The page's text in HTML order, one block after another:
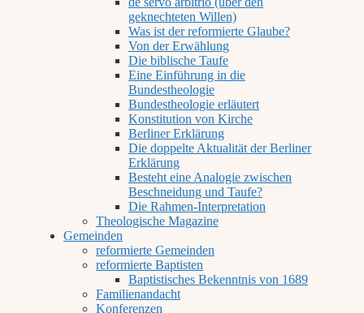
geknechteten Willen)
Was ist der reformierte Glaube?
Von der Erwählung
Die biblische Taufe
Eine Einführung in die
Bundestheologie
Bundestheologie erläutert
Konstitution von Kirche
Berliner Erklärung
Die doppelte Aktualität der Berliner
Erklärung
Besteht eine Analogie zwischen
Beschneidung und Taufe?
Die Rahmen-Interpretation
Theologische Magazine
Gemeinden
reformierte Gemeinden
reformierte Baptisten
Baptistisches Bekenntnis von 1689
Familienandacht
Konferenzen